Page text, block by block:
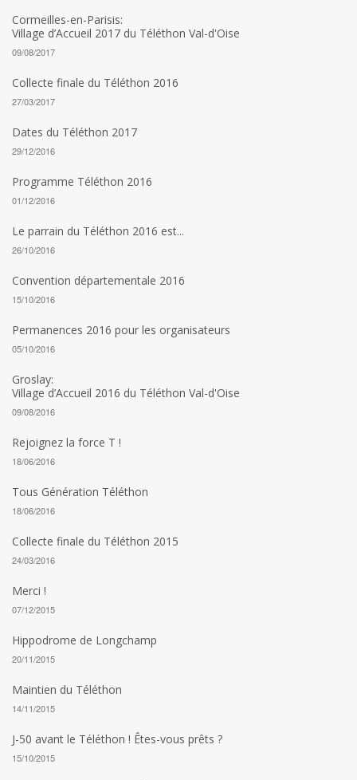
Cormeilles-en-Parisis:
Village d’Accueil 2017 du Téléthon Val-d'Oise
09/08/2017
Collecte finale du Téléthon 2016
27/03/2017
Dates du Téléthon 2017
29/12/2016
Programme Téléthon 2016
01/12/2016
Le parrain du Téléthon 2016 est...
26/10/2016
Convention départementale 2016
15/10/2016
Permanences 2016 pour les organisateurs
05/10/2016
Groslay:
Village d’Accueil 2016 du Téléthon Val-d'Oise
09/08/2016
Rejoignez la force T !
18/06/2016
Tous Génération Téléthon
18/06/2016
Collecte finale du Téléthon 2015
24/03/2016
Merci !
07/12/2015
Hippodrome de Longchamp
20/11/2015
Maintien du Téléthon
14/11/2015
J-50 avant le Téléthon ! Êtes-vous prêts ?
15/10/2015